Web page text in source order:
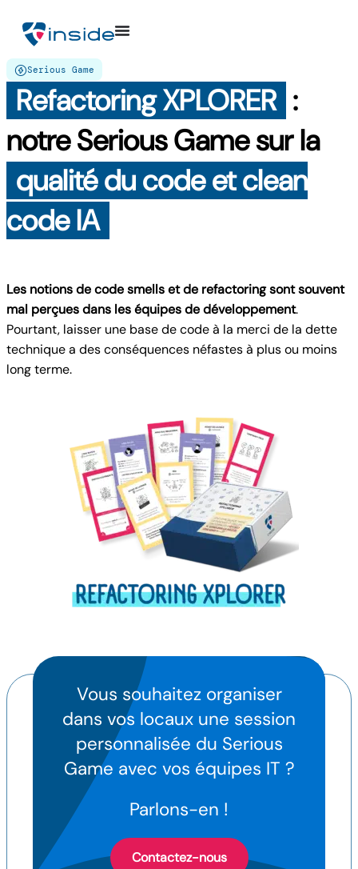
Serious Game
Refactoring XPLORER :
notre Serious Game sur la
qualité du code et clean
code IA
Les notions de code smells et de refactoring sont souvent
mal perçues dans les équipes de développement.
Pourtant, laisser une base de code à la merci de la dette
technique a des conséquences néfastes à plus ou moins
long terme.
Vous souhaitez organiser
dans vos locaux une session
personnalisée du Serious
Game avec vos équipes IT ?
Parlons-en !
Contactez-nous